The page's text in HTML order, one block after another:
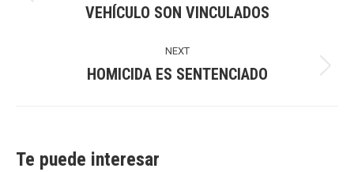
post:
VEHÍCULO SON VINCULADOS
NEXT
Next
HOMICIDA ES SENTENCIADO
Te puede interesar